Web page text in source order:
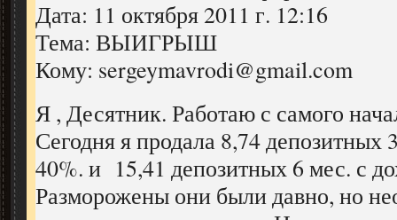
Дата: 11 октября 2011 г. 12:16
Тема: ВЫИГРЫШ
Кому: sergeymavrodi@gmail.com
Я , Десятник. Работаю с самого
Сегодня я продала 8,74 депозитных
40%. и 15,41 депозитных 6 мес. с
Разморожены они были давно, но